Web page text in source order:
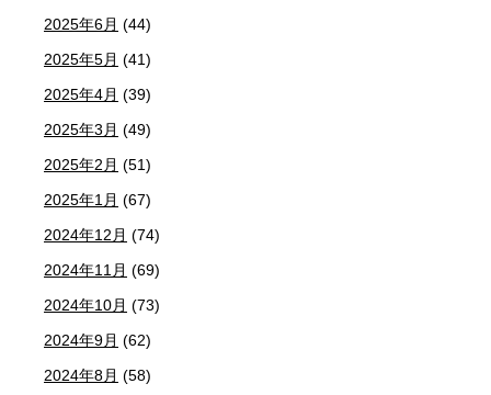
2025年6月 (44)
2025年5月 (41)
2025年4月 (39)
2025年3月 (49)
2025年2月 (51)
2025年1月 (67)
2024年12月 (74)
2024年11月 (69)
2024年10月 (73)
2024年9月 (62)
2024年8月 (58)